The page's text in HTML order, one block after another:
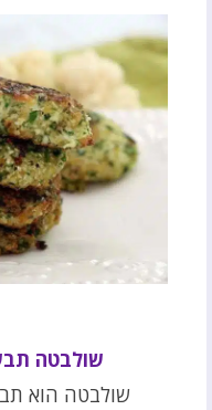
שולבטה
שולבטה הוא